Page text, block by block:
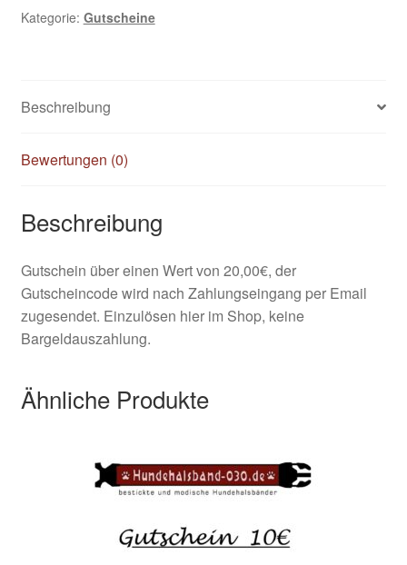
Signalhalsbänder
Kasse
Klettis
Shop
Versandarten
Warenkorb
Zahlungsarten
Kategorie: Gutscheine
Beschreibung
Bewertungen (0)
Beschreibung
Gutschein über einen Wert von 20,00€, der
Gutscheincode wird nach Zahlungseingang per Email
zugesendet. Einzulösen hier im Shop, keine
Bargeldauszahlung.
Ähnliche Produkte